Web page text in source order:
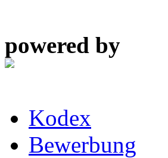
powered by
Kodex
Bewerbung